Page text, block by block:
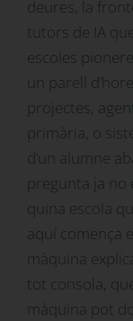
deures, la
tutors de IA
escoles
un parell
projectes,
primària, o
d’un alumne
pregunta ja no
quina escola
aquí comença
màquina
tot consola,
màquina pot